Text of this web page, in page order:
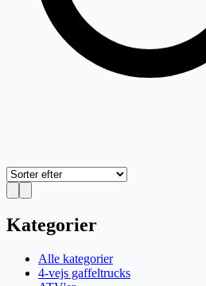
Kategorier
Alle kategorier
4-vejs gaffeltrucks